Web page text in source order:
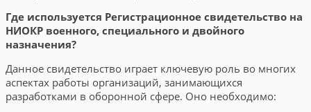
Где используется Регистрационное свидетельство на
НИОКР военного, специального и двойного
назначения?
Данное свидетельство играет ключевую роль во многих
аспектах работы организаций, занимающихся
разработками в оборонной сфере. Оно необходимо: